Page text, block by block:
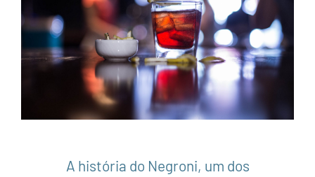
A história do Negroni, um dos coquetéis
mais pedidos
Gastronomia Notícias
A história do Negroni, um dos